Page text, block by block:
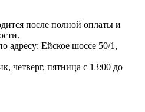
после полной оплаты и
адресу: Ейское шоссе 50/1,
четверг, пятница с 13:00 до